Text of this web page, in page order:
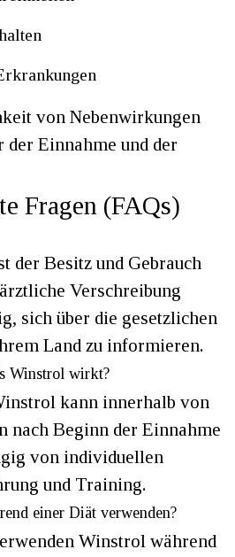
von Nebenwirkungen
Einnahme und der
Fragen (FAQs)
der Besitz und Gebrauch
Verschreibung
sich über die gesetzlichen
Land zu informieren.
Winstrol wirkt?
kann innerhalb von
nach Beginn der Einnahme
von individuellen
und Training.
einer Diät verwenden?
Winstrol während